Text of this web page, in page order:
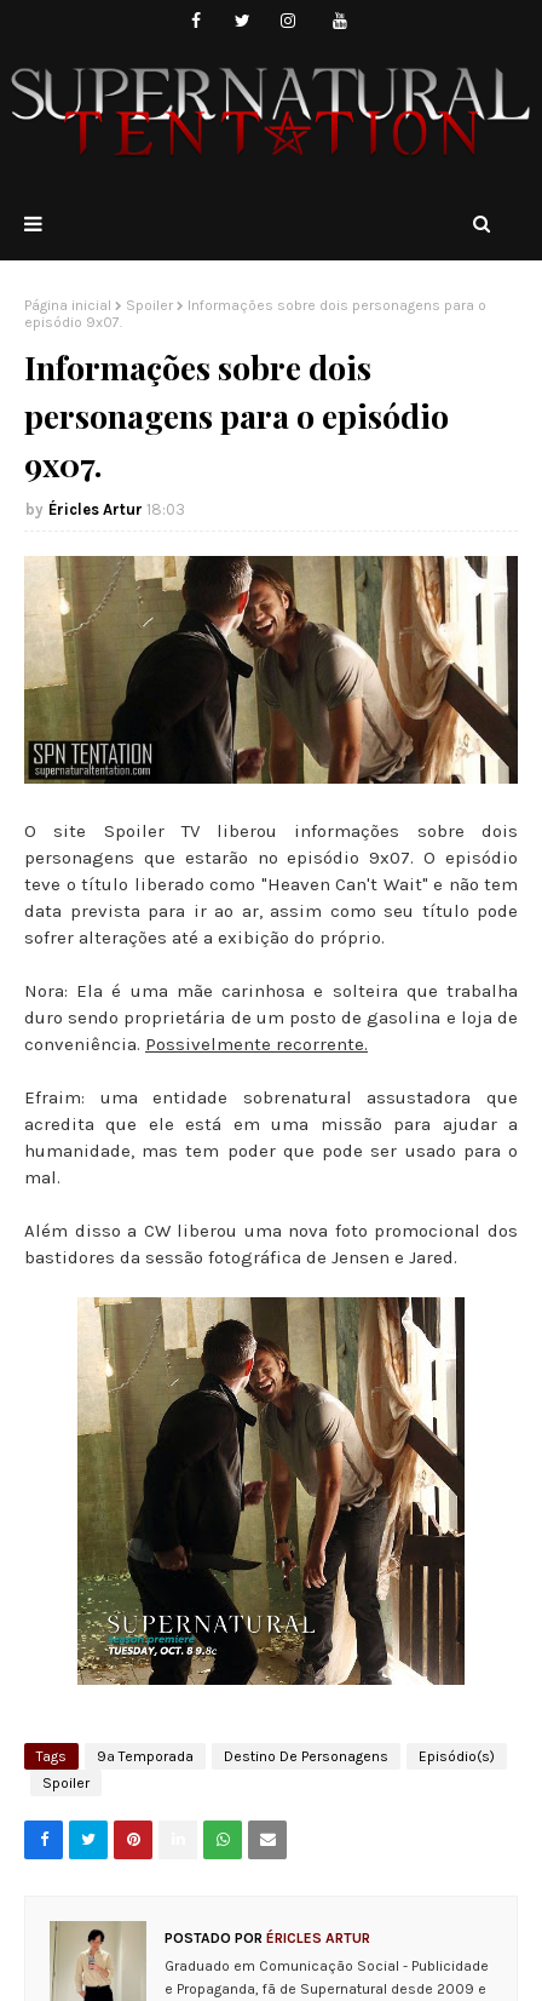
Página inicial Spoiler
Informações sobre dois personagens para o
episódio 9x07.
Informações sobre dois
personagens para o episódio
9x07.
Éricles Artur 18:03
O site Spoiler TV liberou informações sobre dois
personagens que estarão no episódio 9x07. O episódio
teve o título liberado como "Heaven Can't Wait" e não tem
data prevista para ir ao ar, assim como seu título pode
sofrer alterações até a exibição do próprio.
Nora: Ela é uma mãe carinhosa e solteira que trabalha
duro sendo proprietária de um posto de gasolina e loja de
conveniência. Possivelmente recorrente.
Efraim: uma entidade sobrenatural assustadora que
acredita que ele está em uma missão para ajudar a
humanidade, mas tem poder que pode ser usado para o
mal.
Além disso a CW liberou uma nova foto promocional dos
bastidores da sessão fotográfica de Jensen e Jared.
Tags 9ª Temporada Destino De Personagens
Episódio(s)
Spoiler
POSTADO POR ÉRICLES ARTUR
Graduado em Comunicação Social - Publicidade
e Propaganda, fã de Supernatural desde 2009 e